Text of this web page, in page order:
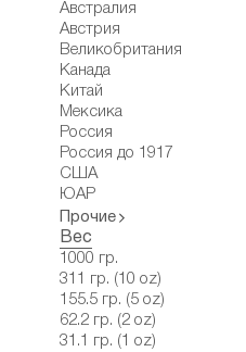
Австралия
Австрия
Великобритания
Канада
Китай
Мексика
Россия
Россия до 1917
США
ЮАР
Прочие
Вес
1000 гр.
311 гр. (10 oz)
155.5 гр. (5 oz)
62.2 гр. (2 oz)
31.1 гр. (1 oz)